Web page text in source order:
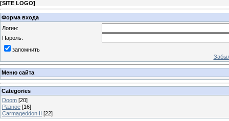
[SITE LOGO]
Форма входа
Логин:
Пароль:
запомнить
Меню сайта
Categories
Doom [20]
Разное [16]
Carmageddon II [22]